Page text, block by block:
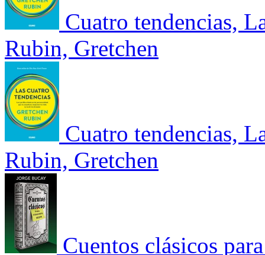
Cuatro tendencias,
Rubin, Gretchen
Cuatro tendencias,
Rubin, Gretchen
Cuentos clásicos